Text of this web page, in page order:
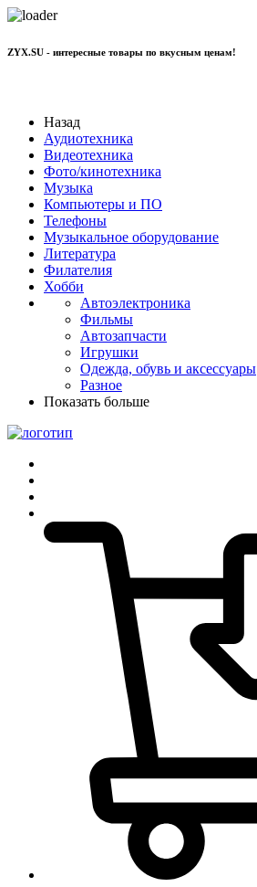
ZYX.SU - интересные товары по вкусным ценам!
Назад
Аудиотехника
Видеотехника
Фото/кинотехника
Музыка
Компьютеры и ПО
Телефоны
Музыкальное оборудование
Литература
Филателия
Хобби
Автоэлектроника
Фильмы
Автозапчасти
Игрушки
Одежда, обувь и аксессуары
Разное
Показать больше